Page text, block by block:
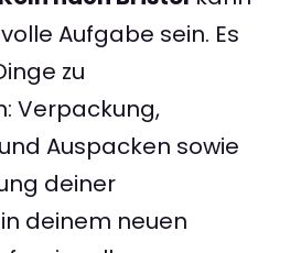
Aufgabe sein. Es
zu
Verpackung,
Auspacken sowie
deiner
deinem neuen